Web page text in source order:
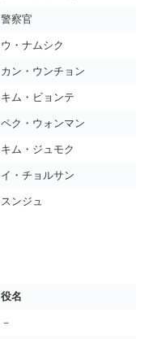
警察官
ウ・ナムシク
カン・ウンチョン
キム・ビョンテ
ペク・ウォンマン
キム・ジュモク
イ・チョルサン
スンジュ
役名
－